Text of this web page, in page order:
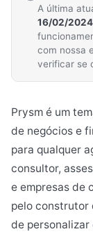
A última
16/02/2024
com nossa
verificar se
Prysm é um
de negócios e
para qualquer
consultor,
e empresas de
pelo construtor
de personalizar